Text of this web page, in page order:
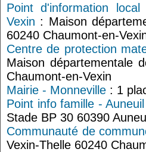
Point d'information
Vexin : Maison
60240 Chaumont-en-
Centre de protection
Maison départementale
Chaumont-en-Vexin
Mairie - Monneville : 1
Point info famille - Auneuil
Stade BP 30 60390
Communauté de
Vexin-Thelle 60240